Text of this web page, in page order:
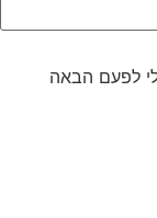
לפעם הבאה